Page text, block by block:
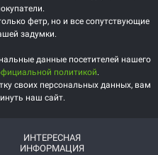
фетр, но и все сопутствующие
задумки.
данные посетителей нашего
политикой.
своих персональных данных, вам
наш сайт.
ИНТЕРЕСНАЯ
ИНФОРМАЦИЯ